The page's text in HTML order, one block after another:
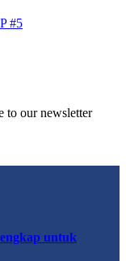
#5
to our newsletter
untuk